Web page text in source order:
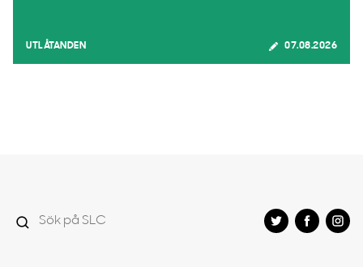
UTLÅTANDEN 07.08.2026